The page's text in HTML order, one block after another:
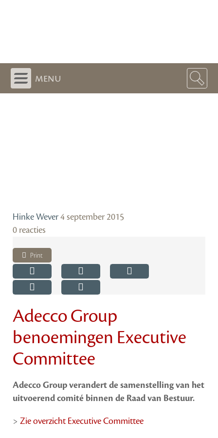
menu
Hinke Wever4 september 2015
0 reacties
Print
Adecco Group
benoemingen Executive
Committee
Adecco Group verandert de samenstelling van het
uitvoerend comité binnen de Raad van Bestuur.
>Zie overzicht Executive Committee